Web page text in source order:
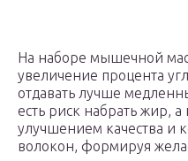
На наборе мышечной
увеличение процента
отдавать лучше
есть риск набрать жир, а
улучшением качества и
волокон, формируя